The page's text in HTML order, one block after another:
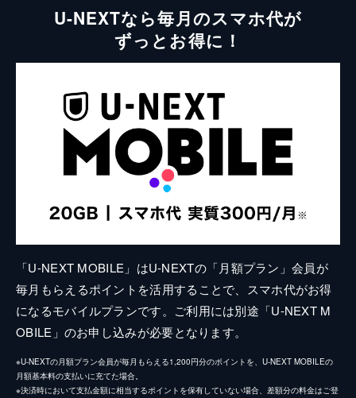
U-NEXTなら毎月のスマホ代が
ずっとお得に！
「U-NEXT MOBILE」はU-NEXTの「月額プラン」会員が
毎月もらえるポイントを活用することで、スマホ代がお得
になるモバイルプランです。ご利用には別途「U-NEXT M
OBILE」のお申し込みが必要となります。
※U-NEXTの月額プラン会員が毎月もらえる1,200円分のポイントを、U-NEXT MOBILEの
月額基本料の支払いに充てた場合。
※決済時において支払金額に相当するポイントを保有していない場合、差額分の料金はご登